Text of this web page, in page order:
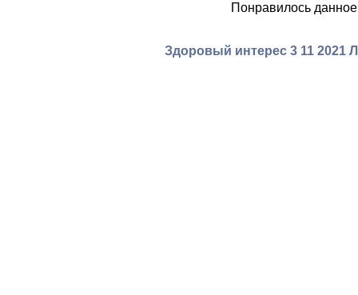
Понравилось
Здоровый интерес 3 11 2021